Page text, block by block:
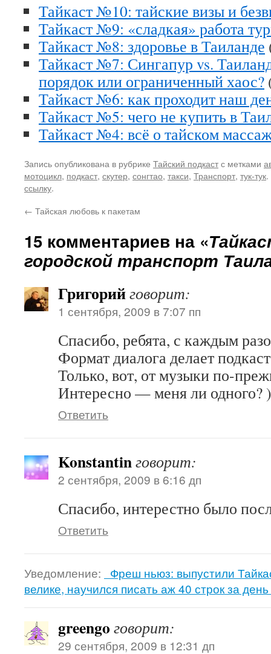
Тайкаст №10: тайские визы и
Тайкаст №9: «сладкая» работа
Тайкаст №8: здоровье в Таиланде
Тайкаст №7: Сингапур vs.
порядок или ограниченный хаос?
Тайкаст №6: как проходит наш
Тайкаст №5: чего не купить в
Тайкаст №4: всё о тайском
Запись опубликована в рубрике Тайский подкастс метками
мотоцикл, подкаст, скутер, сонгтао, такси, Транспорт, тук-тук.
ссылку.
← Тайская любовь к пакетам
15 комментариев на «
городской транспорт
Григорийговорит:
1 сентября, 2009 в 7:07 пп
Спасибо, ребята, с каждым
Формат диалога делает
Только, вот, от музыки по-
Интересно — меня ли одного?
Ответить
Konstantinговорит:
2 сентября, 2009 в 6:16 дп
Спасибо, интерестно было
Ответить
Уведомление:
Фреш ньюз: выпустили
велике, научился писать аж 40 строк за
greengo говорит:
29 сентября, 2009 в 12:31 дп